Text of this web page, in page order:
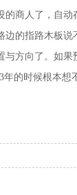
商人了，自
的指路木板
方向了。如果
的时候根本想